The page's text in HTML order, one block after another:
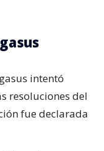
intentó
resoluciones del
fue declarada